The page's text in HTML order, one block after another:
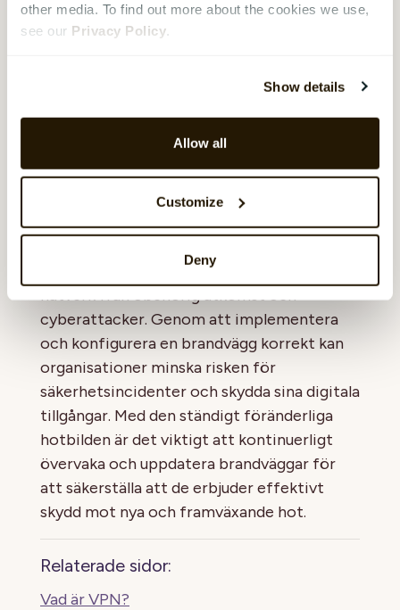
other media. To find out more about the cookies we use,
see our Privacy Policy
Show details
Allow all
Customize
Deny
brandväggens prestanda och loggar
regelbundet för att identifiera
brandväggens programvara och regler
nätverkssäkerhet som skyddar datorer och
nätverk från obehörig åtkomst och
cyberattacker. Genom att implementera
och konfigurera en brandvägg korrekt kan
organisationer minska risken för
säkerhetsincidenter och skydda sina digitala
tillgångar. Med den ständigt föränderliga
hotbilden är det viktigt att kontinuerligt
övervaka och uppdatera brandväggar för
att säkerställa att de erbjuder effektivt
skydd mot nya och framväxande hot.
Relaterade sidor:
Vad är VPN?